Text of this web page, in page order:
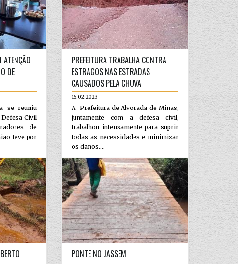
DE
se reuniu
Civil
de
teve por
PREFEITURA TRABALHA CONTRA
ESTRAGOS NAS ESTRADAS
CAUSADOS PELA CHUVA
16.02.2023
A Prefeitura de Alvorada de Minas,
juntamente com a defesa civil,
trabalhou intensamente para suprir
todas as necessidades e minimizar
os danos....
PONTE NO JASSEM